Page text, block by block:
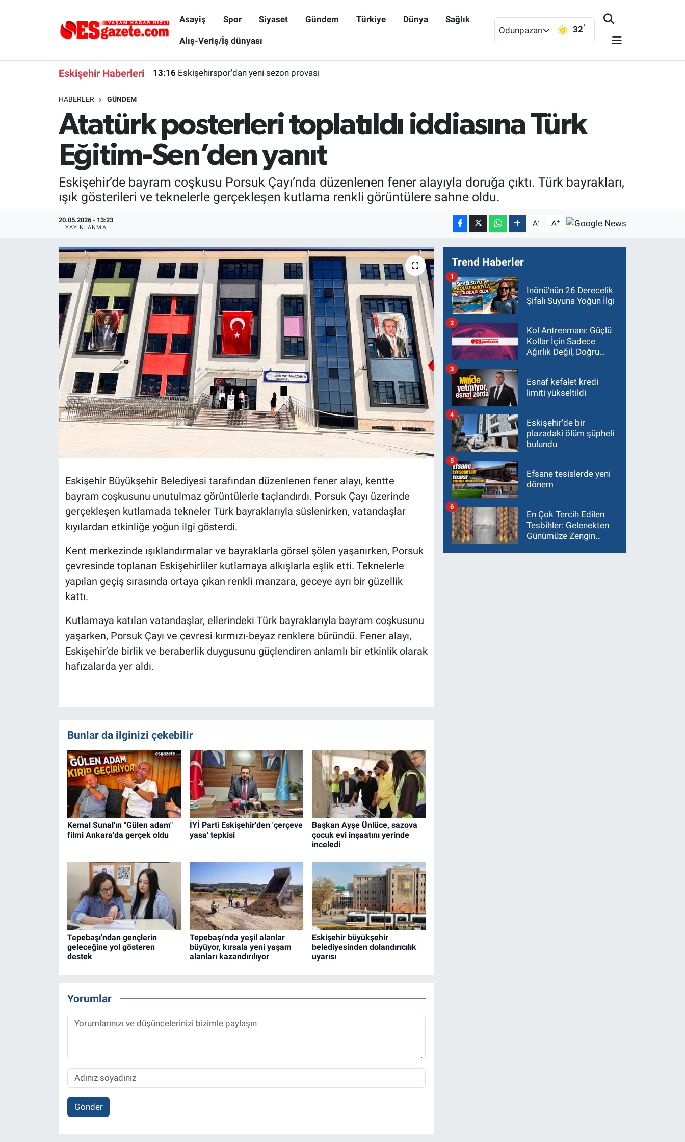
Asayiş Spor Siyaset Gündem Türkiye Dünya Sağlık
Alış-Veriş/İş dünyası
Odunpazarı 32°
Eskişehir Haberleri 13:16 Eskişehirspor'dan yeni sezon provası
HABERLER GÜNDEM
Atatürk posterleri toplatıldı iddiasına Türk
Eğitim-Sen’den yanıt
Eskişehir’de bayram coşkusu Porsuk Çayı’nda düzenlenen fener alayıyla doruğa çıktı. Türk bayrakları,
ışık gösterileri ve teknelerle gerçekleşen kutlama renkli görüntülere sahne oldu.
20.05.2026 - 13:23
YAYINLANMA A- A+
Eskişehir Büyükşehir Belediyesi tarafından düzenlenen fener alayı, kentte
bayram coşkusunu unutulmaz görüntülerle taçlandırdı. Porsuk Çayı üzerinde
gerçekleşen kutlamada tekneler Türk bayraklarıyla süslenirken, vatandaşlar
kıyılardan etkinliğe yoğun ilgi gösterdi.
Kent merkezinde ışıklandırmalar ve bayraklarla görsel şölen yaşanırken, Porsuk
çevresinde toplanan Eskişehirliler kutlamaya alkışlarla eşlik etti. Teknelerle
yapılan geçiş sırasında ortaya çıkan renkli manzara, geceye ayrı bir güzellik
kattı.
Kutlamaya katılan vatandaşlar, ellerindeki Türk bayraklarıyla bayram coşkusunu
yaşarken, Porsuk Çayı ve çevresi kırmızı-beyaz renklere büründü. Fener alayı,
Eskişehir’de birlik ve beraberlik duygusunu güçlendiren anlamlı bir etkinlik olarak
hafızalarda yer aldı.
Bunlar da ilginizi çekebilir
Kemal Sunal'ın "Gülen adam"
filmi Ankara'da gerçek oldu
İYİ Parti Eskişehir'den 'çerçeve
yasa' tepkisi
Başkan Ayşe Ünlüce, sazova
çocuk evi inşaatını yerinde
inceledi
Tepebaşı'ndan gençlerin
geleceğine yol gösteren
destek
Tepebaşı'nda yeşil alanlar
büyüyor, kırsala yeni yaşam
alanları kazandırılıyor
Eskişehir büyükşehir
belediyesinden dolandırıcılık
uyarısı
Yorumlar
Gönder
Trend Haberler
İnönü’nün 26 Derecelik
Şifalı Suyuna Yoğun İlgi
1
Kol Antrenmanı: Güçlü
Kollar İçin Sadece
Ağırlık Değil, Doğru
2
Esnaf kefalet kredi
limiti yükseltildi
3
Eskişehir'de bir
plazadaki ölüm şüpheli
bulundu
4
Efsane tesislerde yeni
dönem
5
En Çok Tercih Edilen
Tesbihler: Gelenekten
Günümüze Zengin
6
Alış-Veriş/İş dünyası
Eskişehirspor Arşivi
Eskişehir Arşivi
Ekonomi
Kültür Sanat
Politika
Kütahya
Magazin
Bilim ve Teknoloji
Eskişehir Nöbetçi Eczaneler
Süper Lig Puan Durumu ve Fikstür
Tüm Manşetler
Son Dakika Haberleri
Haber Arşivi